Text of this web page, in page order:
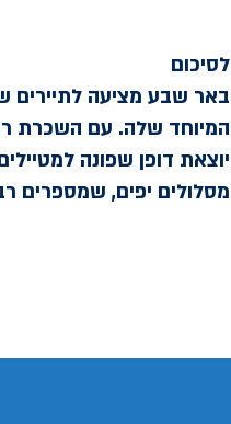
לסיכום
באר שבע מציעה לתיירים
המיוחד שלה. עם השכרת
יוצאת דופן שפונה
מסלולים יפים, שמספרים